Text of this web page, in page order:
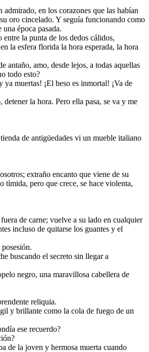
admirado, en los corazones que las habían
oro cincelado. Y seguía funcionando como
época pasada.
la punta de los dedos cálidos,
la esfera florida la hora esperada, la hora
antaño, amo, desde lejos, a todas aquellas
todo esto?
ya muertas! ¡El beso es inmortal! ¡Va de
la hora. Pero ella pasa, se va y me
de antigüedades vi un mueble italiano
extraño encanto que viene de su
tímida, pero que crece, se hace violenta,
de carne; vuelve a su lado en cualquier
incluso de quitarse los guantes y el
buscando el secreto sin llegar a
negro, una maravillosa cabellera de
reliquia.
y brillante como la cola de fuego de un
ese recuerdo?
de la joven y hermosa muerta cuando